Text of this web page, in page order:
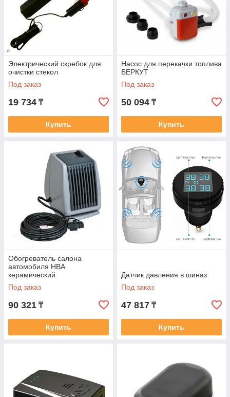
Электрический скребок для
очистки стекол
Под заказ
19 734 ₸
Купить
Насос для перекачки топлива
БЕРКУТ
Под заказ
50 094 ₸
Купить
Обогреватель салона
автомобиля HBA
керамический
Под заказ
90 321 ₸
Купить
Датчик давления в шинах
Под заказ
47 817 ₸
Купить